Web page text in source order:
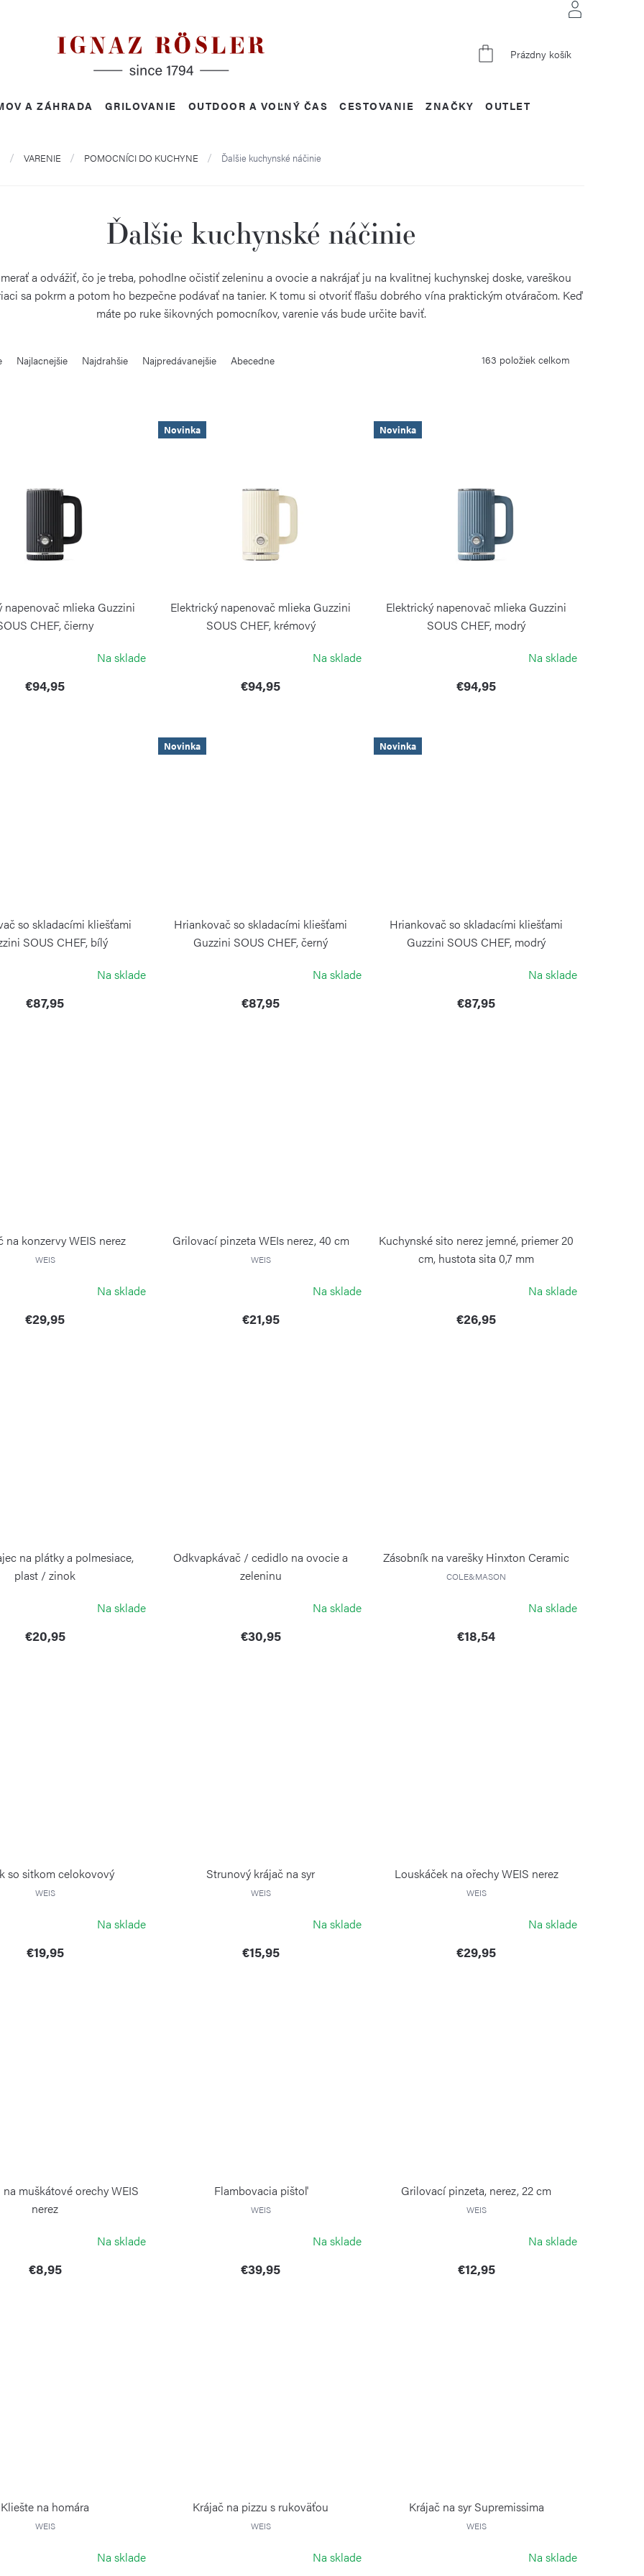
NÁKUPNÝ
Prázdny košík
A ZÁHRADA GRILOVANIE OUTDOOR A VOĽNÝ ČAS CESTOVANIE OUTLET
ZNAČKY
DomovVARENIE POMOCNÍCI DO KUCHYNE Ďalšie kuchynské náčinie
Ďalšie kuchynské náčinie
a odvážiť, čo je treba, pohodlne očistiť zeleninu a ovocie a nakrájať ju na kvalitnej kuchynskej doske, vareškou
sa pokrm a potom ho bezpečne podávať na tanier. K tomu si otvoriť fľašu dobrého vína praktickým otváračom. Keď
máte po ruke šikovných pomocníkov, varenie vás bude určite baviť.
Najlacnejšie Najdrahšie Najpredávanejšie Abecedne 163 položiek celkom
napenovač mlieka Guzzini
CHEF, čierny
Na sklade
€94,95
Novinka
Elektrický napenovač mlieka Guzzini
SOUS CHEF, krémový
Na sklade
€94,95
Novinka
Elektrický napenovač mlieka Guzzini
SOUS CHEF, modrý
Na sklade
€94,95
so skladacími kliešťami
SOUS CHEF, bílý
Na sklade
€87,95
Novinka
Hriankovač so skladacími kliešťami
Guzzini SOUS CHEF, černý
Na sklade
€87,95
Novinka
Hriankovač so skladacími kliešťami
Guzzini SOUS CHEF, modrý
Na sklade
€87,95
na konzervy WEIS nerez
WEIS
Na sklade
€29,95
Grilovací pinzeta WEIs nerez, 40 cm
WEIS
Na sklade
€21,95
Kuchynské sito nerez jemné, priemer 20
cm, hustota sita 0,7 mm
Na sklade
€26,95
na plátky a polmesiace,
plast / zinok
Na sklade
€20,95
Odkvapkávač / cedidlo na ovocie a
zeleninu
Na sklade
€30,95
Zásobník na varešky Hinxton Ceramic
COLE&MASON
Na sklade
€18,54
so sitkom celokovový
WEIS
Na sklade
€19,95
Strunový krájač na syr
WEIS
Na sklade
€15,95
Louskáček na ořechy WEIS nerez
WEIS
Na sklade
€29,95
muškátové orechy WEIS
nerez
Na sklade
€8,95
Flambovacia pištoľ
WEIS
Na sklade
€39,95
Grilovací pinzeta, nerez, 22 cm
WEIS
Na sklade
€12,95
Kliešte na homára
WEIS
Na sklade
Krájač na pizzu s rukoväťou
WEIS
Na sklade
Krájač na syr Supremissima
WEIS
Na sklade